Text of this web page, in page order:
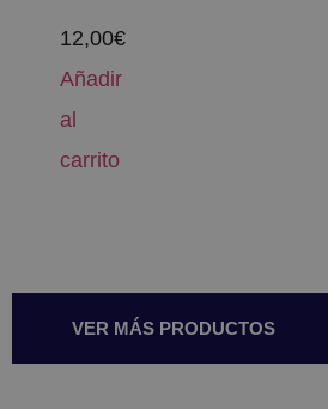
12,00€
Añadir
al
carrito
VER MÁS PRODUCTOS